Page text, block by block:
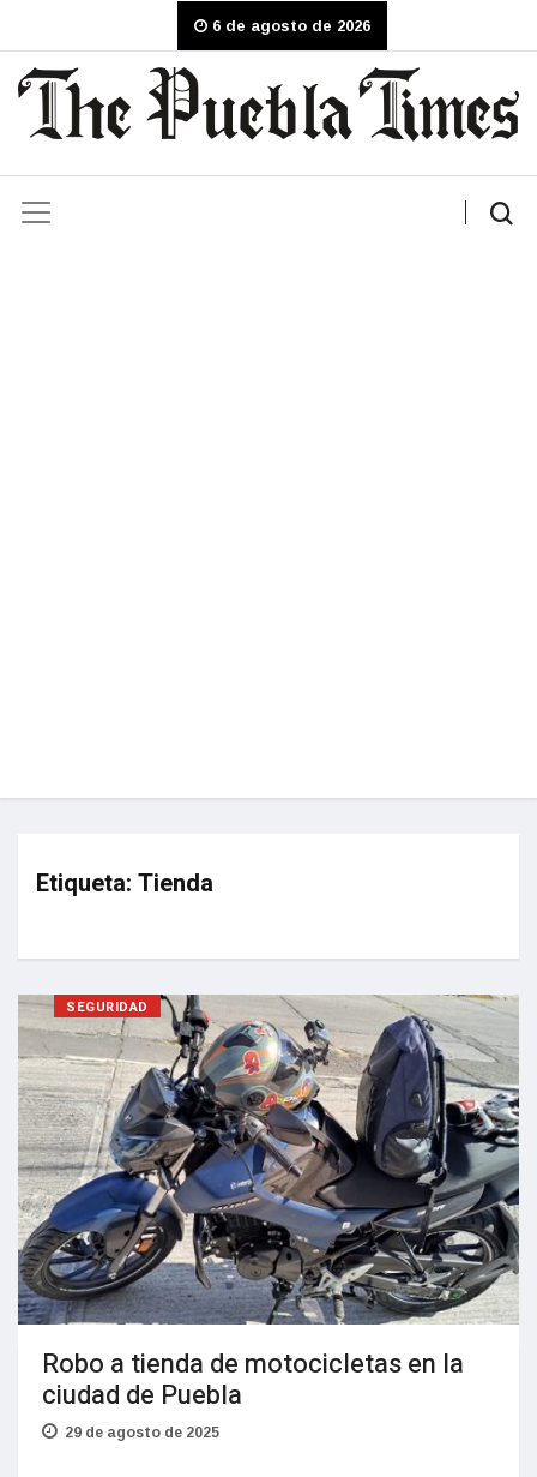
6 de agosto de 2026
Etiqueta: Tienda
SEGURIDAD
Robo a tienda de motocicletas en la
ciudad de Puebla
29 de agosto de 2025